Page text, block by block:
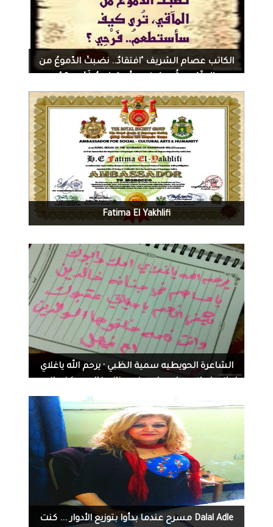
08-01-2014
0
2921
الكاتب عصام الشريف "افتقادٌ.. نضبتْ الدّموعُ من
07-31-2014
0
1573
Fatima El Yakhlifi
0
1539
الشاعرة الحويطيه سمية الظبي · يرحم الله ياغلاي
ياحياتي عقبوك ... وانت نعمه خلفوها الوالدين على
الطاير من الفضاوه أتت الخربشه ام فيصل
07-30-2014
Dalal Adle مسرح عندما بدأوا بتوزيع الأدوار ... كنت